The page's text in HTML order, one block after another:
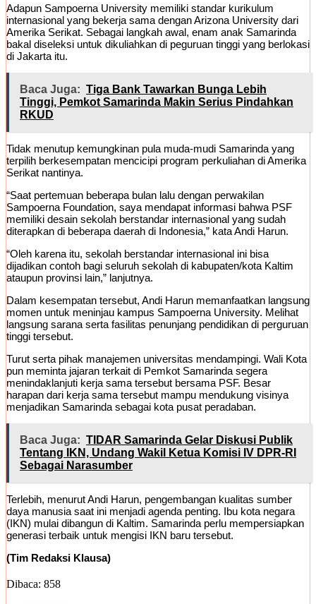
Adapun Sampoerna University memiliki standar kurikulum
internasional yang bekerja sama dengan Arizona University dari
Amerika Serikat. Sebagai langkah awal, enam anak Samarinda
bakal diseleksi untuk dikuliahkan di peguruan tinggi yang berlokasi
di Jakarta itu.
Baca Juga: Tiga Bank Tawarkan Bunga Lebih
Tinggi, Pemkot Samarinda Makin Serius Pindahkan
RKUD
Tidak menutup kemungkinan pula muda-mudi Samarinda yang
terpilih berkesempatan mencicipi program perkuliahan di Amerika
Serikat nantinya.
“Saat pertemuan beberapa bulan lalu dengan perwakilan
Sampoerna Foundation, saya mendapat informasi bahwa PSF
memiliki desain sekolah berstandar internasional yang sudah
diterapkan di beberapa daerah di Indonesia,” kata Andi Harun.
“Oleh karena itu, sekolah berstandar internasional ini bisa
dijadikan contoh bagi seluruh sekolah di kabupaten/kota Kaltim
ataupun provinsi lain,” lanjutnya.
Dalam kesempatan tersebut, Andi Harun memanfaatkan langsung
momen untuk meninjau kampus Sampoerna University. Melihat
langsung sarana serta fasilitas penunjang pendidikan di perguruan
tinggi tersebut.
Turut serta pihak manajemen universitas mendampingi. Wali Kota
pun meminta jajaran terkait di Pemkot Samarinda segera
menindaklanjuti kerja sama tersebut bersama PSF. Besar
harapan dari kerja sama tersebut mampu mendukung visinya
menjadikan Samarinda sebagai kota pusat peradaban.
Baca Juga: TIDAR Samarinda Gelar Diskusi Publik
Tentang IKN, Undang Wakil Ketua Komisi IV DPR-RI
Sebagai Narasumber
Terlebih, menurut Andi Harun, pengembangan kualitas sumber
daya manusia saat ini menjadi agenda penting. Ibu kota negara
(IKN) mulai dibangun di Kaltim. Samarinda perlu mempersiapkan
generasi terbaik untuk mengisi IKN baru tersebut.
(Tim Redaksi Klausa)
Dibaca: 858